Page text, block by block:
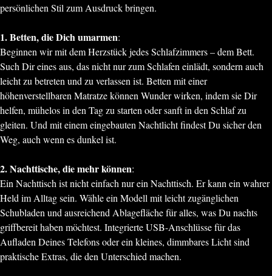
persönlichen Stil zum Ausdruck bringen.
1. Betten, die Dich umarmen:
Beginnen wir mit dem Herzstück jedes Schlafzimmers – dem Bett.
Such Dir eines aus, das nicht nur zum Schlafen einlädt, sondern auch
leicht zu betreten und zu verlassen ist. Betten mit einer
höhenverstellbaren Matratze können Wunder wirken, indem sie Dir
helfen, mühelos in den Tag zu starten oder sanft in den Schlaf zu
gleiten. Und mit einem eingebauten Nachtlicht findest Du sicher den
Weg, auch wenn es dunkel ist.
2. Nachttische, die mehr können:
Ein Nachttisch ist nicht einfach nur ein Nachttisch. Er kann ein wahrer
Held im Alltag sein. Wähle ein Modell mit leicht zugänglichen
Schubladen und ausreichend Ablagefläche für alles, was Du nachts
griffbereit haben möchtest. Integrierte USB-Anschlüsse für das
Aufladen Deines Telefons oder ein kleines, dimmbares Licht sind
praktische Extras, die den Unterschied machen.